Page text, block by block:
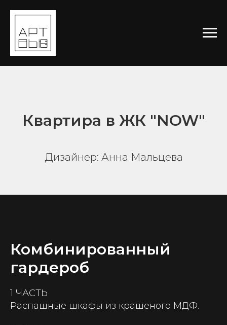
Квартира в ЖК "NOW"
Дизайнер: Анна Мальцева
Комбинированный
гардероб
1 ЧАСТЬ
Распашные шкафы из крашеного МДФ.